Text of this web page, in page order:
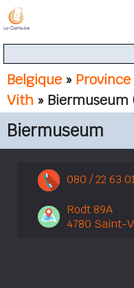
Belgique »
Vith » Biermuseum
Biermuseum
080 / 22 63
Rodt 89A
4780 Saint-